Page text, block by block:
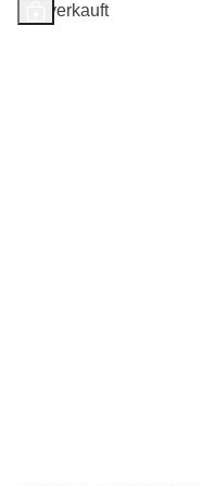
Ausverkauft